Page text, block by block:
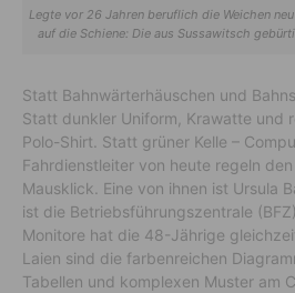
Legte vor 26 Jahren beruflich die Weichen
auf die Schiene: Die aus Sussawitsch
Statt Bahnwärterhäuschen und
Statt dunkler Uniform, Krawatte und
Polo-Shirt. Statt grüner Kelle –
Fahrdienstleiter von heute regeln
Mausklick. Eine von ihnen ist Ursula
ist die Betriebsführungszentrale
Monitore hat die 48-Jährige
Laien sind die farbenreichen
Tabellen und komplexen Muster am